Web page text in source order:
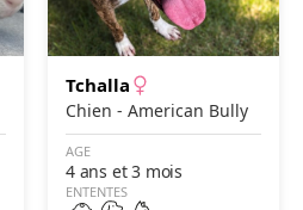
Tchalla
Chien - American Bully
AGE
4 ans et 3 mois
ENTENTES